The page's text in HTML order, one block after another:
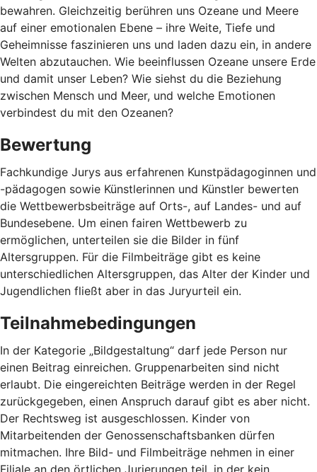
bewahren. Gleichzeitig berühren uns Ozeane und Meere
auf einer emotionalen Ebene – ihre Weite, Tiefe und
Geheimnisse faszinieren uns und laden dazu ein, in andere
Welten abzutauchen. Wie beeinflussen Ozeane unsere Erde
und damit unser Leben? Wie siehst du die Beziehung
zwischen Mensch und Meer, und welche Emotionen
verbindest du mit den Ozeanen?
Bewertung
Fachkundige Jurys aus erfahrenen Kunstpädagoginnen und
-pädagogen sowie Künstlerinnen und Künstler bewerten
die Wettbewerbsbeiträge auf Orts-, auf Landes- und auf
Bundesebene. Um einen fairen Wettbewerb zu
ermöglichen, unterteilen sie die Bilder in fünf
Altersgruppen. Für die Filmbeiträge gibt es keine
unterschiedlichen Altersgruppen, das Alter der Kinder und
Jugendlichen fließt aber in das Juryurteil ein.
Teilnahmebedingungen
In der Kategorie „Bildgestaltung“ darf jede Person nur
einen Beitrag einreichen. Gruppenarbeiten sind nicht
erlaubt. Die eingereichten Beiträge werden in der Regel
zurückgegeben, einen Anspruch darauf gibt es aber nicht.
Der Rechtsweg ist ausgeschlossen. Kinder von
Mitarbeitenden der Genossenschaftsbanken dürfen
mitmachen. Ihre Bild- und Filmbeiträge nehmen in einer
Filiale an den örtlichen Jurierungen teil, in der kein